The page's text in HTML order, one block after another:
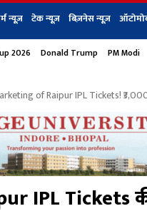
न्यूज़ टेक न्यूज़ बिज़नेस न्यूज़
Originals
शेयर बाज़ार
2026 Donald Trump PM Modi
of Raipur IPL Tickets!
IPL Tickets